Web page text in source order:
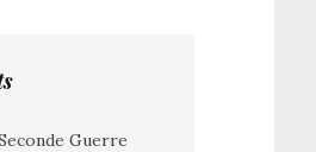
Guerre